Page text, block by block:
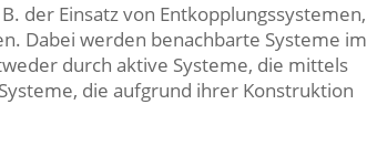
der Einsatz von Entkopplungssystemen,
Dabei werden benachbarte Systeme im
durch aktive Systeme, die mittels
die aufgrund ihrer Konstruktion